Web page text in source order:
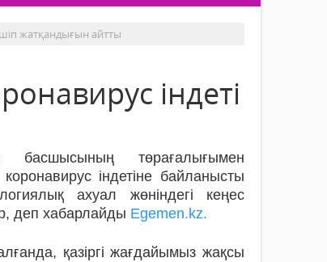
жатқандығын айтты
індеті
басшысының төрағалығымен
коронавирус індетіне байланысты
ахуал жөніндегі кеңес
деп хабарлайды Egemen.kz.
қазіргі жағдайымыз жақсы